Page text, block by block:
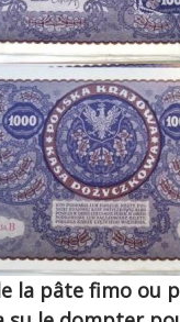
la pâte fimo ou